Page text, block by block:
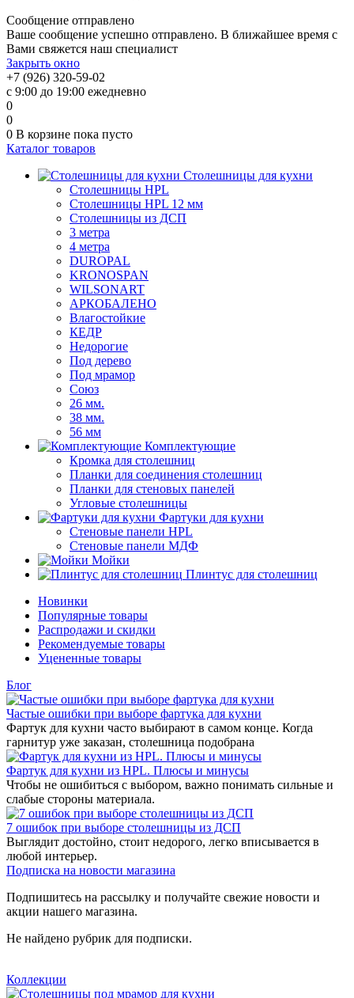
Сообщение отправлено
Ваше сообщение успешно отправлено. В ближайшее время с
Вами свяжется наш специалист
Закрыть окно
+7 (926) 320-59-02
с 9:00 до 19:00 ежедневно
0
0
0 В корзине пока пусто
Каталог товаров
Столешницы для кухни
Столешницы HPL
Столешницы HPL 12 мм
Столешницы из ДСП
3 метра
4 метра
DUROPAL
KRONOSPAN
WILSONART
АРКОБАЛЕНО
Влагостойкие
КЕДР
Недорогие
Под дерево
Под мрамор
Союз
26 мм.
38 мм.
56 мм
Комплектующие
Кромка для столешниц
Планки для соединения столешниц
Планки для стеновых панелей
Угловые столешницы
Фартуки для кухни
Стеновые панели HPL
Стеновые панели МДФ
Мойки
Плинтус для столешниц
Новинки
Популярные товары
Распродажи и скидки
Рекомендуемые товары
Уцененные товары
Блог
Частые ошибки при выборе фартука для кухни
Фартук для кухни часто выбирают в самом конце. Когда
гарнитур уже заказан, столешница подобрана
Фартук для кухни из HPL. Плюсы и минусы
Чтобы не ошибиться с выбором, важно понимать сильные и
слабые стороны материала.
7 ошибок при выборе столешницы из ДСП
Выглядит достойно, стоит недорого, легко вписывается в
любой интерьер.
Подписка на новости магазина
Подпишитесь на рассылку и получайте свежие новости и
акции нашего магазина.
Не найдено рубрик для подписки.
Коллекции